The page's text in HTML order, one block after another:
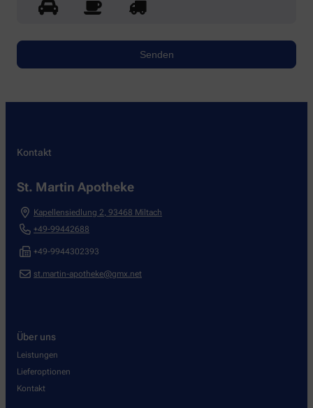
Kontakt
St. Martin Apotheke
Kapellensiedlung 2, 93468 Miltach
+49-99442688
+49-9944302393
st.martin-apotheke@gmx.net
Über uns
Leistungen
Lieferoptionen
Kontakt